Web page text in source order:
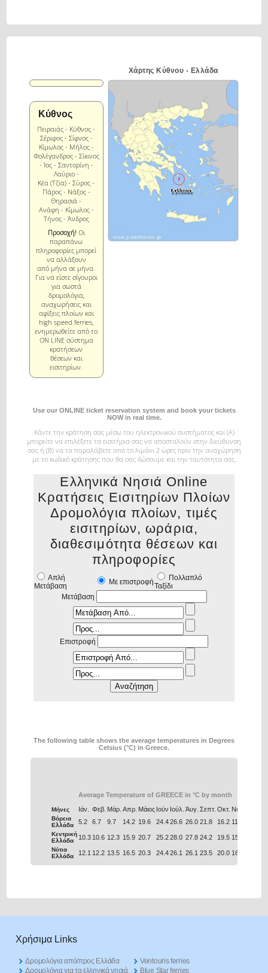
Κύθνος
Πειραιάς - Κύθνος -
Σέριφος - Σίφνος -
Κίμωλος - Μήλος -
Φολέγανδρος - Σίκινος
- Ίος - Σαντορίνη -
Λαύριο -
Κέα (Τζια) - Σύρος -
Πάρος - Νάξος -
Θηρασιά -
Ανάφη - Κίμωλος -
Τήνος - Άνδρος
Προσοχή! Οι
παραπάνω
πληροφορίες μπορεί
να αλλάξουν
από μήνα σε μήνα.
Για να είστε σίγουροι
για σωστά
δρομολόγια,
αναχωρήσεις και
αφίξεις πλοίων και
high speed ferries,
ενημερωθείτε από το
ON LINE σύστημα
κρατήσεων
θέσεων και
εισιτηρίων.
Χάρτης Κύθνου - Ελλάδα
Use our ONLINE ticket reservation system and book your tickets
NOW in real time.
Κάντε την κράτηση σας μέσω του ηλεκτρονικού συστήματος και (Α)
μπορείτε να επιλέξετε τα εισιτήρια σας να αποσταλούν στην διεύθυνση
σας ή (Β) να τα παραλάβετε από το λιμάνι 2 ώρες πριν την αναχώρηση
με το κωδικό κράτησης που θα σας δώσουμε και την ταυτότητα σας.
Ελληνικά Νησιά Online
Κρατήσεις Εισιτηρίων Πλοίων
Δρομολόγια πλοίων, τιμές
εισιτηρίων, ωράρια,
διαθεσιμότητα θέσεων και
πληροφορίες
Απλή
Μετάβαση
Με επιστροφή
Πολλαπλό
Ταξίδι
Μετάβαση
Επιστροφή
The following table shows the average temperatures in Degrees
Celsius (°C) in Greece.
Average Temperature of GREECE in °C by month
Μήνες Ιάν. Φεβ. Μάρ. Απρ. Μάιος Ιούν Ιούλ. Άυγ. Σεπτ. Οκτ. Νοέ.
Βόρεια
Ελλάδα
5.2 6.7 9.7 14.2 19.6 24.426.6 26.0 21.8 16.2 11.0
Κεντρική
Ελλάδα
10.3 10.6 12.3 15.9 20.7 25.228.0 27.8 24.2 19.5 15.4
Νότια
Ελλάδα
12.1 12.2 13.5 16.5 20.3 24.426.1 26.1 23.5 20.0 16.6
Χρήσιμα Links
Δρομολόγια από/προς Ελλάδα
Δρομολόγια για τα ελληνικά νησιά
Ventouris ferries
Blue Star ferries